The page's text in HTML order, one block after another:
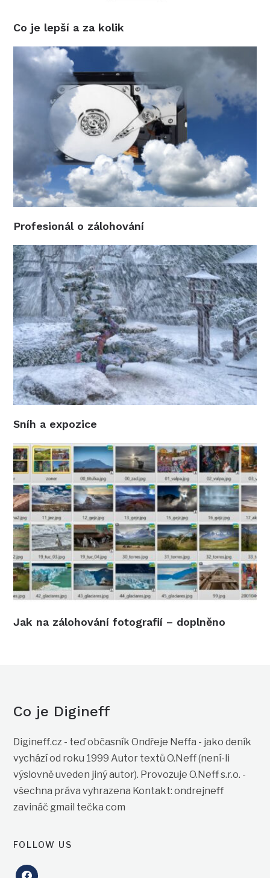
Co je lepší a za kolik
Profesionál o zálohování
Sníh a expozice
Jak na zálohování fotografií – doplněno
Co je Digineff
Digineff.cz - teď občasník Ondřeje Neffa - jako deník
vychází od roku 1999 Autor textů O.Neff (není-li
výslovně uveden jiný autor). Provozuje O.Neff s.r.o. -
všechna práva vyhrazena Kontakt: ondrejneff
zavináč gmail tečka com
FOLLOW US
facebook